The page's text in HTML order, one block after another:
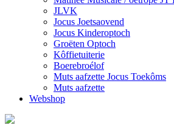
JLVK
Jocus Joetsaovend
Jocus Kinderoptoch
Groëten Optoch
Kôffietuiterie
Boerebroélof
Muts aafzette Jocus Toekôms
Muts aafzette
Webshop